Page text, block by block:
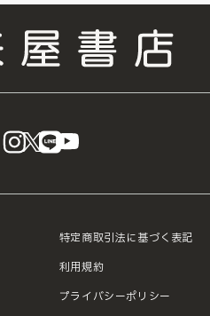
instagram
X LINE
特定商取引法に基づく表記
利用規約
プライバシーポリシー